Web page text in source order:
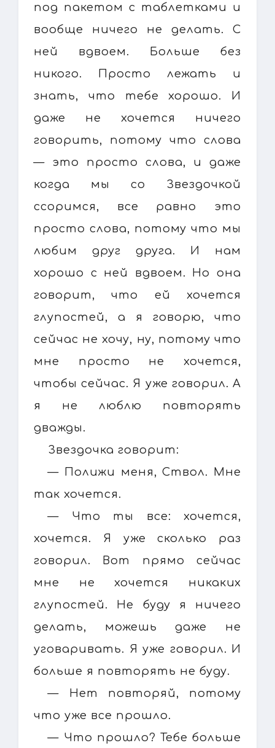
под пакетом с таблетками и
вообще ничего не делать. С
ней вдвоем. Больше без
никого. Просто лежать и
знать, что тебе хорошо. И
даже не хочется ничего
говорить, потому что слова
— это просто слова, и даже
когда мы со Звездочкой
ссоримся, все равно это
просто слова, потому что мы
любим друг друга. И нам
хорошо с ней вдвоем. Но она
говорит, что ей хочется
глупостей, а я говорю, что
сейчас не хочу, ну, потому что
мне просто не хочется,
чтобы сейчас. Я уже говорил. А
я не люблю повторять
дважды.
Звездочка говорит:
— Полижи меня, Ствол. Мне
так хочется.
— Что ты все: хочется,
хочется. Я уже сколько раз
говорил. Вот прямо сейчас
мне не хочется никаких
глупостей. Не буду я ничего
делать, можешь даже не
уговаривать. Я уже говорил. И
больше я повторять не буду.
— Нет повторяй, потому
что уже все прошло.
— Что прошло? Тебе больше